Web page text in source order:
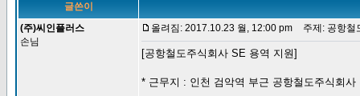
글쓴이
(주)씨인플러스
손님
올려짐: 2017.10.23 월, 12:00 pm 주제: 공항철
[공항철도주식회사 SE 용역 지원]
* 근무지 : 인천 검악역 부근 공항철도주식회사